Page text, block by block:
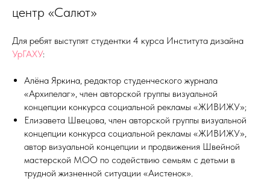
центр «Салют»
Для ребят выступят студентки 4 курса Института дизайна
УрГАХУ:
Алёна Яркина, редактор студенческого журнала
«Архипелаг», член авторской группы визуальной
концепции конкурса социальной рекламы «ЖИВИЖУ»;
Елизавета Швецова, член авторской группы визуальной
концепции конкурса социальной рекламы «ЖИВИЖУ»,
автор визуальной концепции и продвижения Швейной
мастерской МОО по содействию семьям с детьми в
трудной жизненной ситуации «Аистенок».